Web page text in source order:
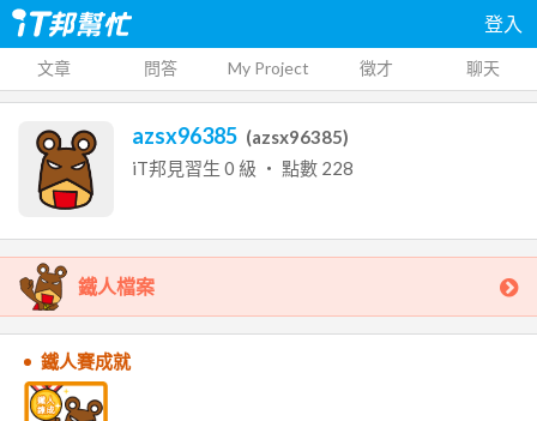
登入
文章 問答 My Project 徵才 聊天
azsx96385 (azsx96385)
iT邦見習生 0 級 ‧ 點數 228
鐵人檔案
鐵人賽成就